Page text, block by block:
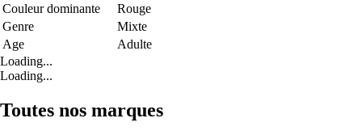
Couleur dominante
Rouge
Genre
Mixte
Age
Adulte
Loading...
Loading...
Toutes nos marques